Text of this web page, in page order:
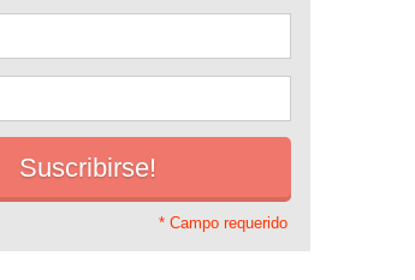
* Campo requerido